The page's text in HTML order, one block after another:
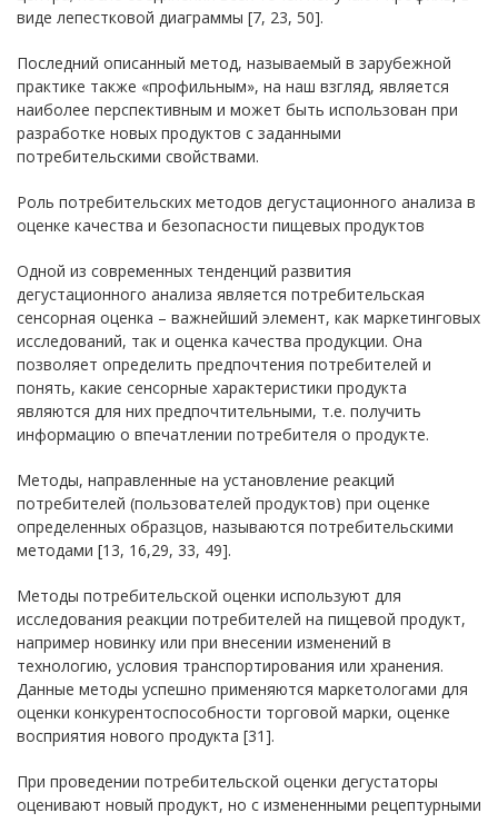
виде лепестковой диаграммы [7, 23, 50].
Последний описанный метод, называемый в зарубежной
практике также «профильным», на наш взгляд, является
наиболее перспективным и может быть использован при
разработке новых продуктов с заданными
потребительскими свойствами.
Роль потребительских методов дегустационного анализа в
оценке качества и безопасности пищевых продуктов
Одной из современных тенденций развития
дегустационного анализа является потребительская
сенсорная оценка – важнейший элемент, как маркетинговых
исследований, так и оценка качества продукции. Она
позволяет определить предпочтения потребителей и
понять, какие сенсорные характеристики продукта
являются для них предпочтительными, т.е. получить
информацию о впечатлении потребителя о продукте.
Методы, направленные на установление реакций
потребителей (пользователей продуктов) при оценке
определенных образцов, называются потребительскими
методами [13, 16,29, 33, 49].
Методы потребительской оценки используют для
исследования реакции потребителей на пищевой продукт,
например новинку или при внесении изменений в
технологию, условия транспортирования или хранения.
Данные методы успешно применяются маркетологами для
оценки конкурентоспособности торговой марки, оценке
восприятия нового продукта [31].
При проведении потребительской оценки дегустаторы
оценивают новый продукт, но с измененными рецептурными